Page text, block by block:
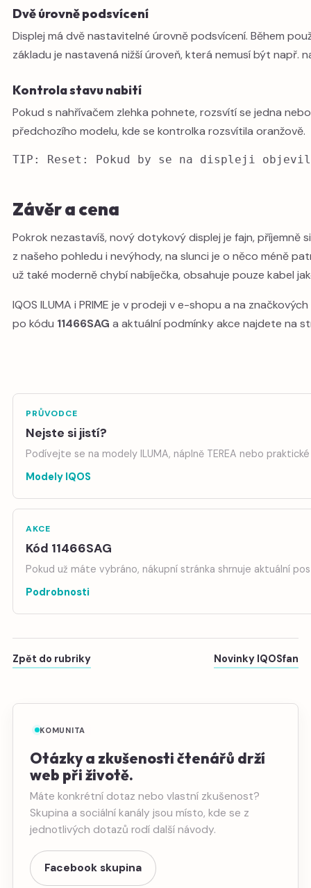
Dvě úrovně podsvícení
Displej má dvě nastavitelné úrovně podsvícení. Během
základu je nastavená nižší úroveň, která nemusí být např.
Kontrola stavu nabití
Pokud s nahřívačem zlehka pohnete, rozsvítí se jedna
předchozího modelu, kde se kontrolka rozsvítila oranžově.
TIP: Reset: Pokud by se na displeji
Závěr a cena
Pokrok nezastavíš, nový dotykový displej je fajn, příjemně
z našeho pohledu i nevýhody, na slunci je o něco méně
už také moderně chybí nabíječka, obsahuje pouze kabel
IQOS ILUMA i PRIME je v prodeji v e-shopu a na
po kódu 11466SAG a aktuální podmínky akce najdete na
PRŮVODCE
Nejste si jistí?
Podívejte se na modely ILUMA, náplně TEREA nebo
Modely IQOS
AKCE
Kód 11466SAG
Pokud už máte vybráno, nákupní stránka shrnuje aktuální
Podrobnosti
Zpět do rubriky Novinky IQOSfan
KOMUNITA
Otázky a zkušenosti čtenářů drží
web při životě.
Máte konkrétní dotaz nebo vlastní zkušenost?
Skupina a sociální kanály jsou místo, kde se z
jednotlivých dotazů rodí další návody.
Facebook skupina